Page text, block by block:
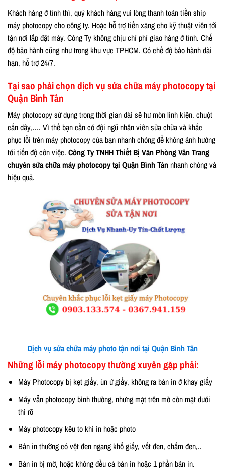
Khách hàng ở tỉnh thì, quý khách hàng vui lòng thanh toán tiền ship
máy photocopy cho công ty. Hoặc hỗ trợ tiền xăng cho kỹ thuật viên tới
tận nơi lắp đặt máy. Công Ty không chịu chí phí giao hàng ở tỉnh. Chế
độ bảo hành cũng như trong khu vực TPHCM. Có chế độ bảo hành dài
hạn, hỗ trợ 24/7.
Tại sao phải chọn dịch vụ sửa chữa máy photocopy tại
Quận Bình Tân
Máy photocopy sử dụng trong thời gian dài sẽ hư mòn linh kiện. chuột
cắn dây,…. Vì thế bạn cần có đội ngũ nhân viên sửa chữa và khắc
phục lỗi trên máy photocopy của bạn nhanh chóng để không ảnh hưởng
tới tiến độ côn việc. Công Ty TNHH Thiết Bị Văn Phòng Vân Trang
chuyên sửa chữa máy photocopy tại Quận Bình Tân nhanh chóng và
hiệu quả.
Dịch vụ sửa chữa máy photo tận nơi tại Quận Bình Tân
Những lỗi máy photocopy thường xuyên gặp phải:
Máy Photocopy bị kẹt giấy, ùn ứ giấy, không ra bản in ở khay giấy
Máy vẫn photocopy bình thường, nhưng mặt trên mờ còn mặt dưới
thì rõ
Máy photocopy kêu to khi in hoặc photo
Bản in thường có vệt đen ngang khổ giấy, vết đen, chấm đen,..
Bản in bị mờ, hoặc không đều cả bản in hoặc 1 phần bản in.